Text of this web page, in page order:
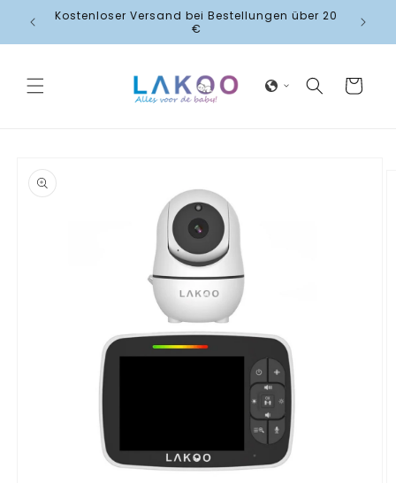
zumKostenloser Versand bei Bestellungen über 20
€
Warenkorb